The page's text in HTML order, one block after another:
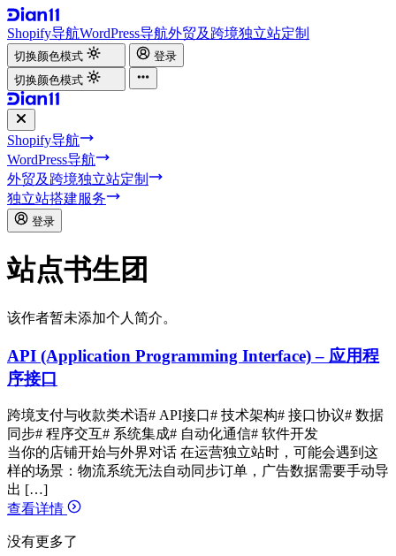
Shopify导航WordPress导航外贸及跨境独立站定制
切换颜色模式
登录
切换颜色模式
Shopify导航
WordPress导航
外贸及跨境独立站定制
独立站搭建服务
登录
站点书生团
该作者暂未添加个人简介。
API (Application Programming Interface) – 应用程
序接口
跨境支付与收款类术语# API接口# 技术架构# 接口协议# 数据
同步# 程序交互# 系统集成# 自动化通信# 软件开发
当你的店铺开始与外界对话 在运营独立站时，可能会遇到这
样的场景：物流系统无法自动同步订单，广告数据需要手动导
出 […]
查看详情
没有更多了